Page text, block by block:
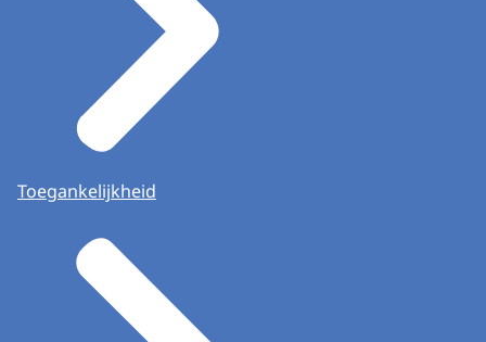
Toegankelijkheid